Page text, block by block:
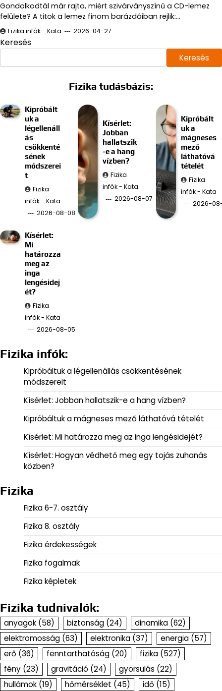
Gondolkodtál már rajta, miért szivárványszínű a CD-lemez
felülete? A titok a lemez finom barázdáiban rejlik:…
Fizika infók - Kata 2026-04-27
Keresés
Keresés
Fizika tudásbázis:
Kipróbált
uk a
légellenáll
ás
csökkenté
sének
módszerei
t
Fizika
infók - Kata
2026-08-08
Kísérlet:
Jobban
hallatszik
-e a hang
vízben?
Fizika
infók - Kata
2026-08-07
Kipróbált
uk a
mágneses
mező
láthatóvá
tételét
Fizika
infók - Kata
2026-
Kísérlet:
Mi
határozza
meg az
inga
lengésidej
ét?
Fizika
infók - Kata
2026-08-05
Fizika infók:
Kipróbáltuk a légellenállás csökkentésének
módszereit
Kísérlet: Jobban hallatszik-e a hang vízben?
Kipróbáltuk a mágneses mező láthatóvá tételét
Kísérlet: Mi határozza meg az inga lengésidejét?
Kísérlet: Hogyan védhető meg egy tojás zuhanás
közben?
Fizika
Fizika 6-7. osztály
Fizika 8. osztály
Fizika érdekességek
Fizika fogalmak
Fizika képletek
Fizika tudnivalók:
anyagok (58) biztonság (24) dinamika (62)
elektromosság (63) elektronika (37) energia (57)
erő (36) fenntarthatóság (20) fizika (527)
fény (23) gravitáció (24) gyorsulás (22)
hullámok (19) hőmérséklet (45) idő (15)